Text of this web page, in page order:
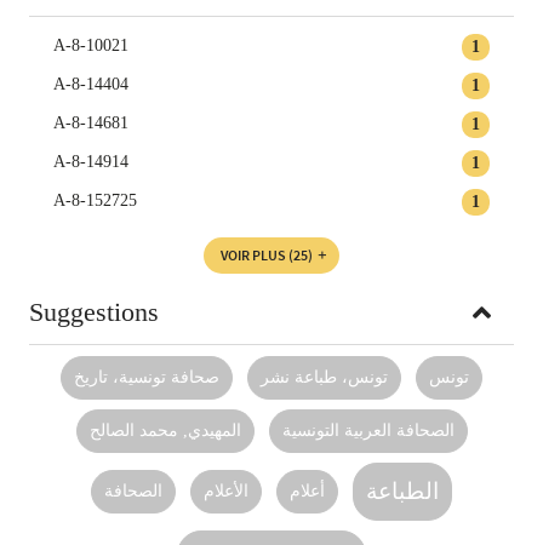
1
A-8-10021
1
A-8-14404
1
A-8-14681
1
A-8-14914
1
A-8-152725
VOIR PLUS (25)
Suggestions
صحافة تونسية، تاريخ تونس، طباعة نشر تونس
المهيدي‏, ‏محمد الصالح‏ الصحافة العربية التونسية
الصحافة الأعلام أعلام الطباعة